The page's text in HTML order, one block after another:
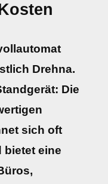
Drehna.
Die
sich oft
bietet eine